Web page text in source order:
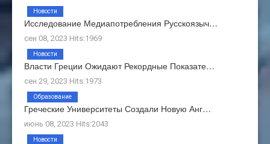
Исследование Медиапотребления Русскоязыч…
сен 08, 2023 Hits:1969
Новости
Власти Греции Ожидают Рекордные Показате…
сен 29, 2023 Hits:1973
Новости
Греческие Университеты Создали Новую Анг…
июнь 08, 2023 Hits:2043
Образование
Новости